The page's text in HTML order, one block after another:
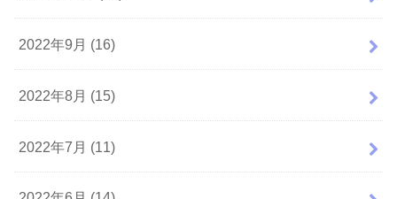
2022年9月 (16)
2022年8月 (15)
2022年7月 (11)